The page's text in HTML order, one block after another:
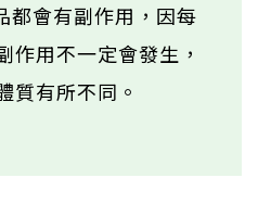
都會有副作用，因每
作用不一定會發生，
質有所不同。